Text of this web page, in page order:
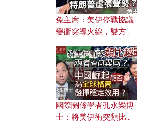
兔主席：美伊停戰協議
變衝突導火線，雙方為
洞悉特朗普虛張聲勢？
國際關係學者孔永樂博
士：將美伊衝突類比越